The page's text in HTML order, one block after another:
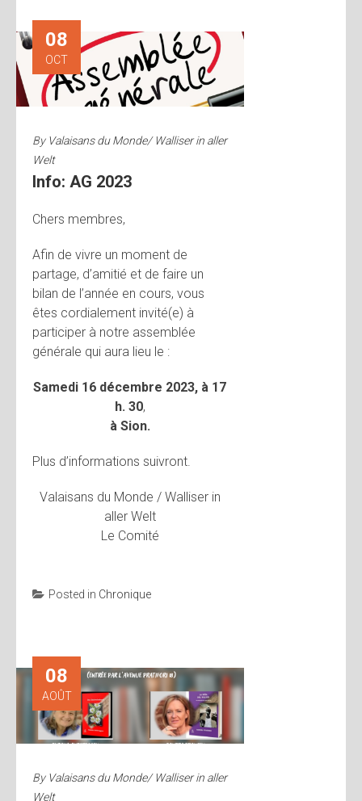
08
OCT
By Valaisans du Monde/ Walliser in aller
Welt
Info: AG 2023
Chers membres,
Afin de vivre un moment de
partage, d’amitié et de faire un
bilan de l’année en cours, vous
êtes cordialement invité(e) à
participer à notre assemblée
générale qui aura lieu le :
Samedi 16 décembre 2023, à 17
h. 30,
à Sion.
Plus d’informations suivront.
Valaisans du Monde / Walliser in
aller Welt
Le Comité
Posted in Chronique
08
AOÛT
By Valaisans du Monde/ Walliser in aller
Welt